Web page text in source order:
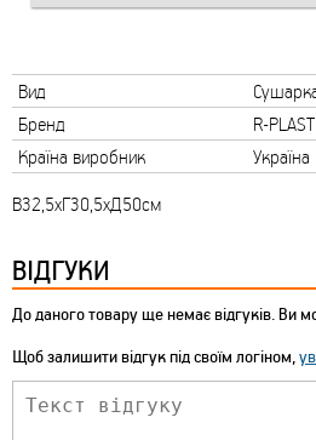
Вид
Бренд
R-
Країна виробник
Україна
В32,5хГ30,5хД50см
ВІДГУКИ
До даного товару ще немає відгуків. Ви
Щоб залишити відгук під своїм логіном,